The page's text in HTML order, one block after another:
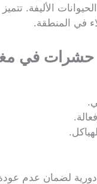
الأليفة.
في المنطقة.
حشرات في
لضمان عدم